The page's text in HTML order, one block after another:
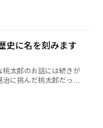
り人間界へ潜入し、勇
が、今、幕を開ける！
史に名を刻みます
桃太郎のお話には続きが
げてしまったらしい。